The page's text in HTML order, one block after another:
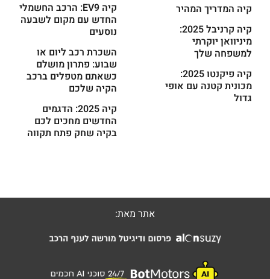
קיה המדריך המהיר
קיה קרניבל 2025:
מיניוואן יוקרתי
למשפחה שלך
קיה פיקנטו 2025:
מכונית קטנה עם אופי
גדול
קיה EV9: הרכב החשמלי
החדש עם מקום לשבעה
נוסעים
השכרת רכב ליום או
שבוע: פתרון מושלם
כשאתם מטפלים ברכב
הקיה שלכם
קיה 2025: הדגמים
החדשים מחכים לכם
בקיה שחק פתח תקווה
אתר מאת: